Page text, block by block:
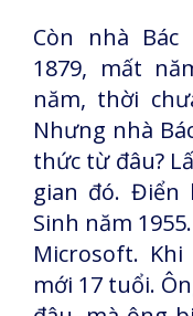
Còn nhà Bác
1879, mất
năm, thời
Nhưng nhà
thức từ đâu?
gian đó. Điển
Sinh năm
Microsoft.
mới 17 tuổi.